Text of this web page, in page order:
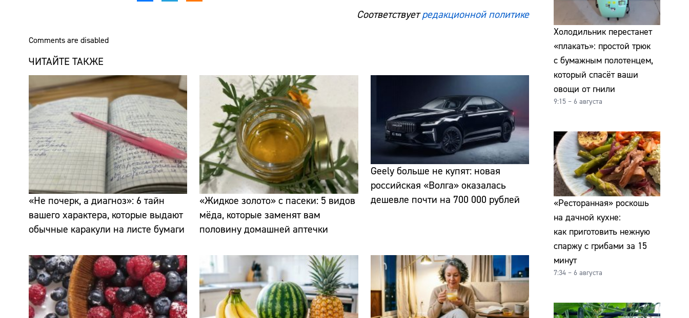
Соответствуетредакционной политике
Comments are disabled
ЧИТАЙТЕ ТАКЖЕ
«Не почерк, а диагноз»: 6 тайн
вашего характера, которые выдают
обычные каракули на листе бумаги
«Жидкое золото» с пасеки: 5 видов
мёда, которые заменят вам
половину домашней аптечки
Geely больше не купят: новая
российская «Волга» оказалась
дешевле почти на 700 000 рублей
Холодильник перестанет
«плакать»: простой трюк
с бумажным полотенцем,
который спасёт ваши
овощи от гнили
9:15 – 6 августа
«Ресторанная» роскошь
на дачной кухне:
как приготовить нежную
спаржу с грибами за 15
минут
7:34 – 6 августа
Сайт:
Адрес: